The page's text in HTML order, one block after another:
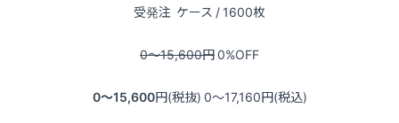
受発注 ケース / 1600枚
0〜15,600円0%OFF
0〜15,600円(税抜) 0〜17,160円(税込)